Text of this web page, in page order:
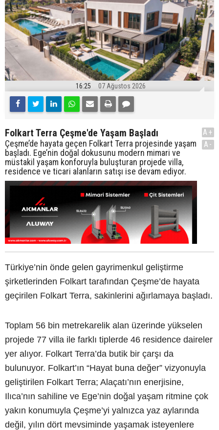
16:25 07 Ağustos 2026
Folkart Terra Çeşme'de Yaşam Başladı
Çeşme’de hayata geçen Folkart Terra projesinde yaşam
başladı. Ege’nin doğal dokusunu modern mimari ve
müstakil yaşam konforuyla buluşturan projede villa,
residence ve ticari alanların satışı ise devam ediyor.
A+
A-
Türkiye’nin önde gelen gayrimenkul geliştirme
şirketlerinden Folkart tarafından Çeşme’de hayata
geçirilen Folkart Terra, sakinlerini ağırlamaya başladı.
Toplam 56 bin metrekarelik alan üzerinde yükselen
projede 77 villa ile farklı tiplerde 46 residence daireler
yer alıyor. Folkart Terra’da butik bir çarşı da
bulunuyor. Folkart’ın “Hayat buna değer” vizyonuyla
geliştirilen Folkart Terra; Alaçatı’nın enerjisine,
Ilıca’nın sahiline ve Ege’nin doğal yaşam ritmine çok
yakın konumuyla Çeşme’yi yalnızca yaz aylarında
değil, yılın dört mevsiminde yaşamak isteyenlere